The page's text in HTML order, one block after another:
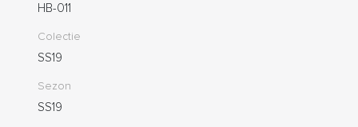
HB-011
Colectie
SS19
Sezon
SS19